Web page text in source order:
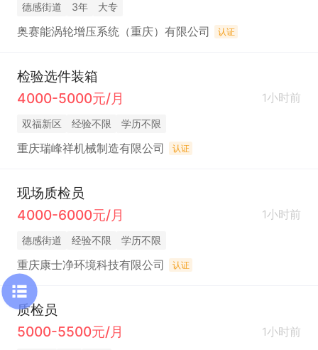
德感街道 3年 大专
奥赛能涡轮增压系统（重庆）有限公司 认证
检验选件装箱
4000-5000元/月
1小时前
双福新区 经验不限 学历不限
重庆瑞峰祥机械制造有限公司 认证
现场质检员
4000-6000元/月
1小时前
德感街道 经验不限 学历不限
重庆康士净环境科技有限公司 认证
质检员
5000-5500元/月
1小时前